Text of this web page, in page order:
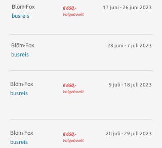
Blöm-Fox
busreis
€ 650,-
Volgeboekt
17 juni - 26 juni 2023
Blöm-Fox
busreis
28 juni - 7 juli 2023
Blöm-Fox
busreis
€ 650,-
Volgeboekt
9 juli - 18 juli 2023
Blöm-Fox
busreis
€ 650,-
Volgeboekt
20 juli - 29 juli 2023